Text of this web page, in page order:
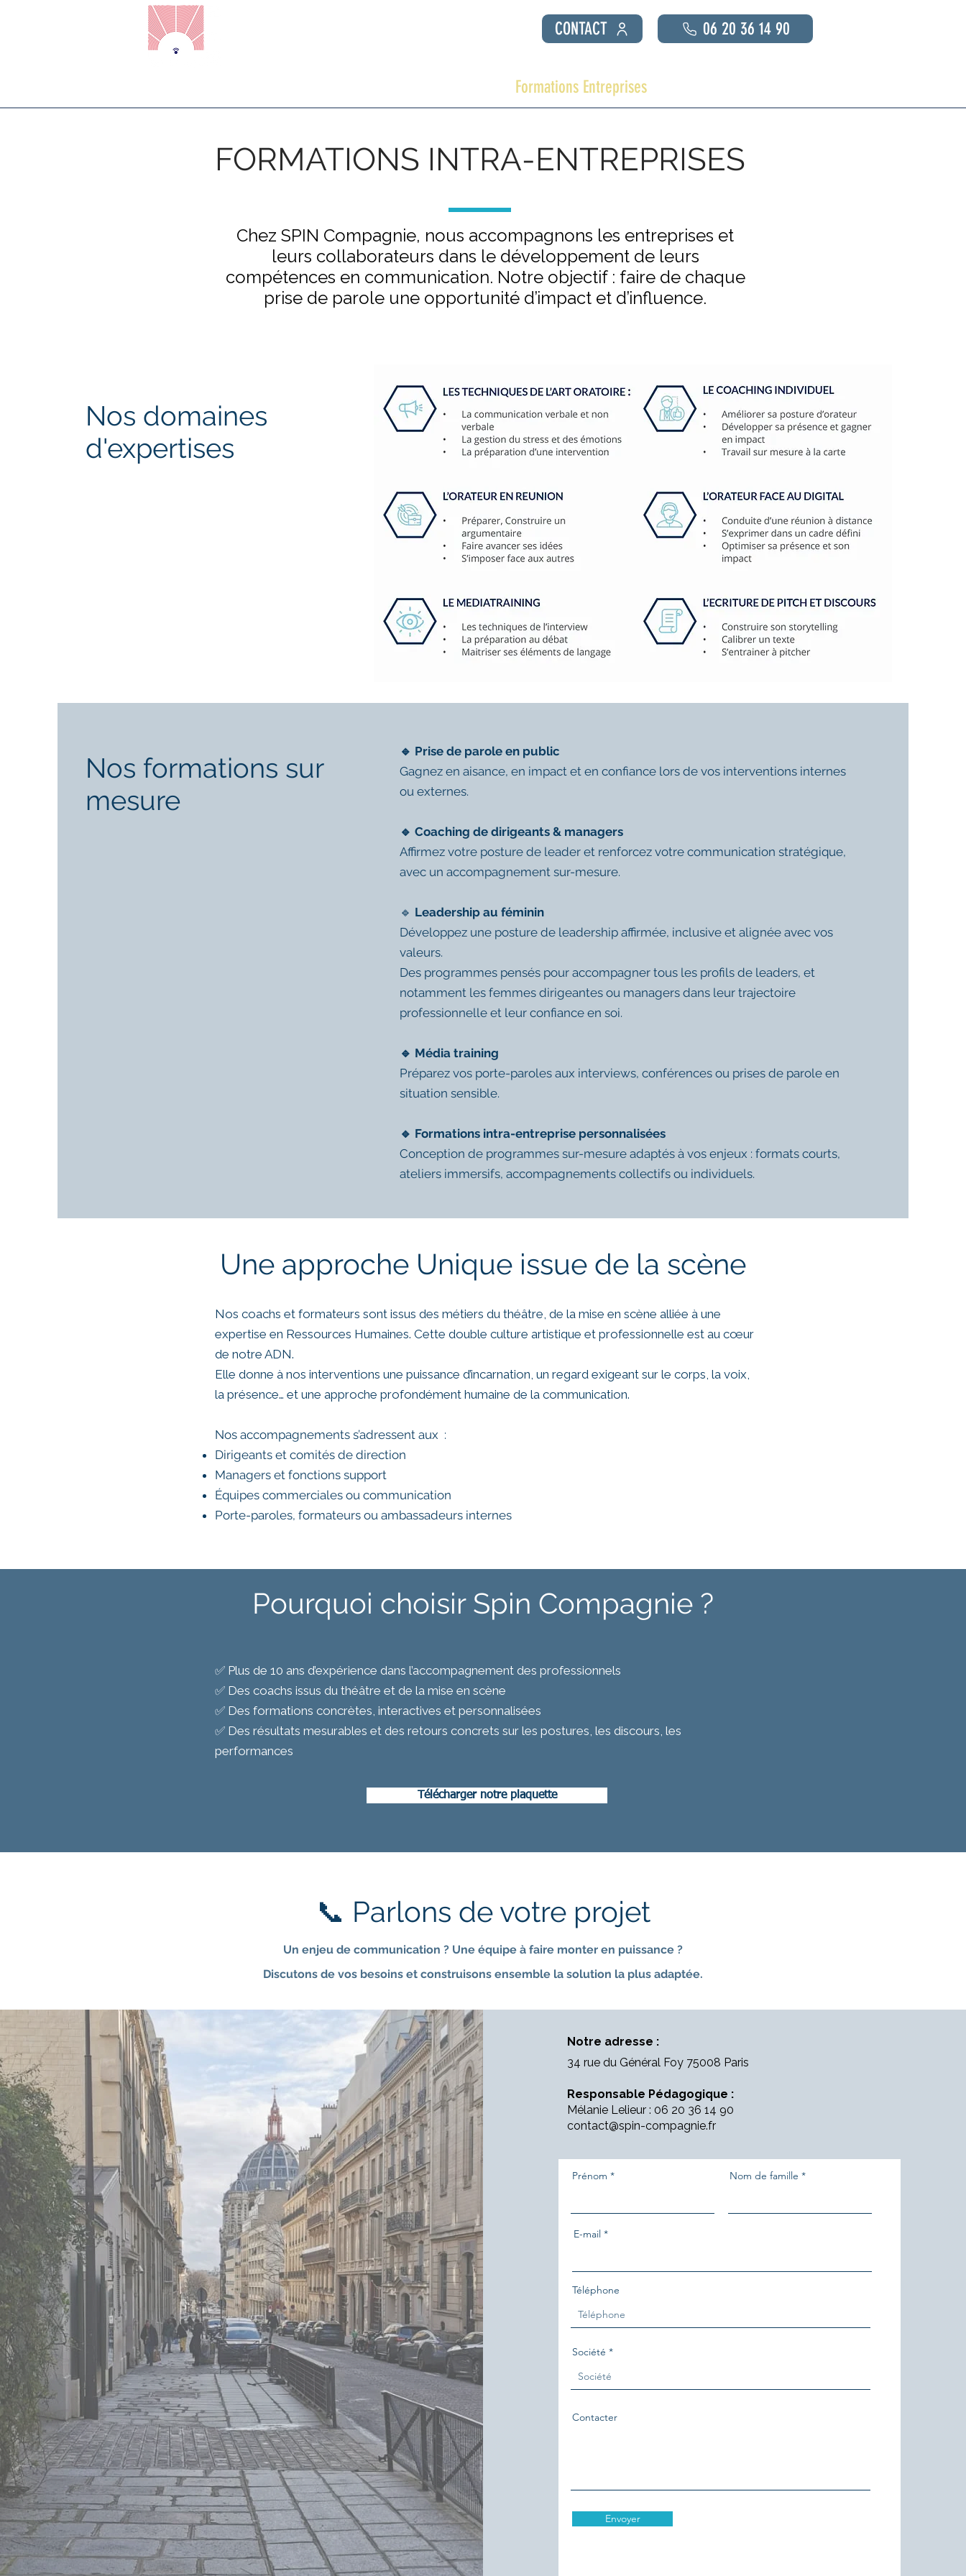
CONTACT 06 20 36 14 90
Formations Entreprises
FORMATIONS INTRA-ENTREPRISES
Chez SPIN Compagnie, nous accompagnons les entreprises et
leurs collaborateurs dans le développement de leurs
compétences en communication. Notre objectif : faire de chaque
prise de parole une opportunité d’impact et d’influence.
Nos domaines
d'expertises
Nos formations sur
mesure
🔹 Prise de parole en public
Gagnez en aisance, en impact et en confiance lors de vos interventions internes
ou externes.
🔹 Coaching de dirigeants & managers
Affirmez votre posture de leader et renforcez votre communication stratégique,
avec un accompagnement sur-mesure.
🔹 Leadership au féminin
Développez une posture de leadership affirmée, inclusive et alignée avec vos
valeurs.
Des programmes pensés pour accompagner tous les profils de leaders, et
notamment les femmes dirigeantes ou managers dans leur trajectoire
professionnelle et leur confiance en soi.
🔹 Média training
Préparez vos porte-paroles aux interviews, conférences ou prises de parole en
situation sensible.
🔹 Formations intra-entreprise personnalisées
Conception de programmes sur-mesure adaptés à vos enjeux : formats courts,
ateliers immersifs, accompagnements collectifs ou individuels.
Une approche Unique issue de la scène
Nos coachs et formateurs sont issus des métiers du théâtre, de la mise en scène alliée à une
expertise en Ressources Humaines. Cette double culture artistique et professionnelle est au cœur
de notre ADN.
Elle donne à nos interventions une puissance d’incarnation, un regard exigeant sur le corps, la voix,
la présence… et une approche profondément humaine de la communication.
Nos accompagnements s’adressent aux :
Dirigeants et comités de direction
Managers et fonctions support
Équipes commerciales ou communication
Porte-paroles, formateurs ou ambassadeurs internes
Pourquoi choisir Spin Compagnie ?
✅ Plus de 10 ans d’expérience dans l’accompagnement des professionnels
✅ Des coachs issus du théâtre et de la mise en scène
✅ Des formations concrètes, interactives et personnalisées
✅ Des résultats mesurables et des retours concrets sur les postures, les discours, les
performances
Télécharger notre plaquette
📞 Parlons de votre projet
Un enjeu de communication ? Une équipe à faire monter en puissance ?
Discutons de vos besoins et construisons ensemble la solution la plus adaptée.
Notre adresse :
34 rue du Général Foy 75008 Paris
Responsable Pédagogique :
Mélanie Lelieur : 06 20 36 14 90
contact@spin-compagnie.fr
Prénom Nom de famille
E-mail
Téléphone
Société
Contacter
Envoyer